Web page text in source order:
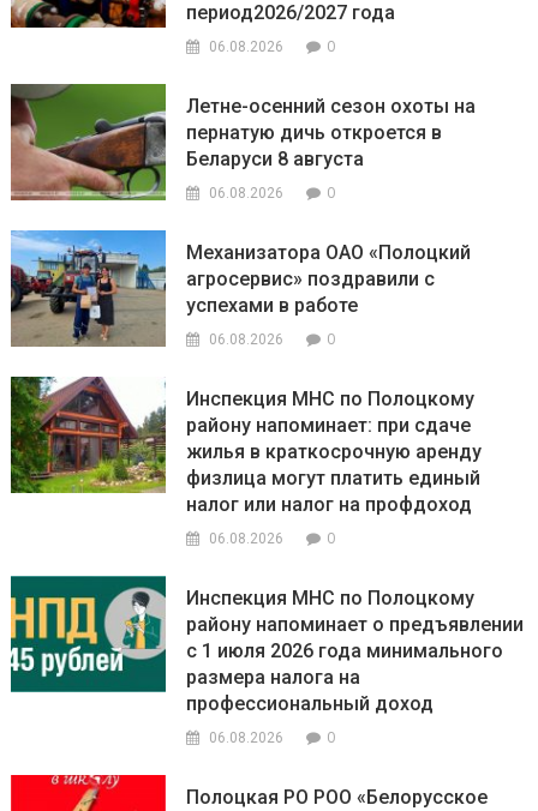
период2026/2027 года
06.08.2026 0
Летне-осенний сезон охоты на
пернатую дичь откроется в
Беларуси 8 августа
06.08.2026 0
Механизатора ОАО «Полоцкий
агросервис» поздравили с
успехами в работе
06.08.2026 0
Инспекция МНС по Полоцкому
району напоминает: при сдаче
жилья в краткосрочную аренду
физлица могут платить единый
налог или налог на профдоход
06.08.2026 0
Инспекция МНС по Полоцкому
району напоминает о предъявлении
с 1 июля 2026 года минимального
размера налога на
профессиональный доход
06.08.2026 0
Полоцкая РО РОО «Белорусское